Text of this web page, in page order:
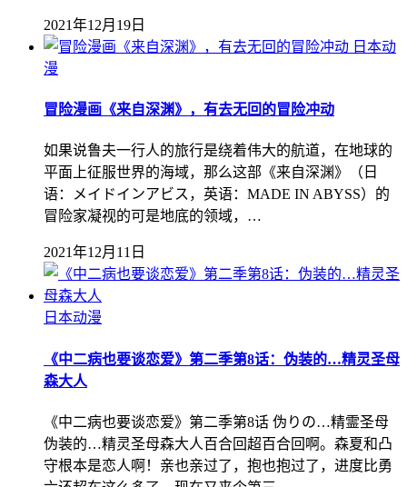
2021年12月19日
日本动
漫
冒险漫画《来自深渊》，有去无回的冒险冲动
如果说鲁夫一行人的旅行是绕着伟大的航道，在地球的
平面上征服世界的海域，那么这部《来自深渊》（日
语：メイドインアビス，英语：MADE IN ABYSS）的
冒险家凝视的可是地底的领域，…
2021年12月11日
日本动漫
《中二病也要谈恋爱》第二季第8话：伪装的…精灵圣母
森大人
《中二病也要谈恋爱》第二季第8话 伪りの…精霊圣母
伪装的…精灵圣母森大人百合回超百合回啊。森夏和凸
守根本是恋人啊！亲也亲过了，抱也抱过了，进度比勇